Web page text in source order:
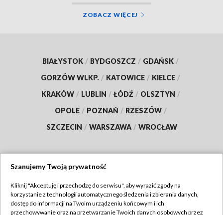
ZOBACZ WIĘCEJ
BIAŁYSTOK / BYDGOSZCZ / GDAŃSK /
GORZÓW WLKP. / KATOWICE / KIELCE /
KRAKÓW / LUBLIN / ŁÓDŹ / OLSZTYN /
OPOLE / POZNAŃ / RZESZÓW /
SZCZECIN / WARSZAWA / WROCŁAW
TVP
Abonament TVP
Szanujemy Twoją prywatność
Kliknij "Akceptuję i przechodzę do serwisu", aby wyrazić zgody na
korzystanie z technologii automatycznego śledzenia i zbierania danych,
dostęp do informacji na Twoim urządzeniu końcowym i ich
przechowywanie oraz na przetwarzanie Twoich danych osobowych przez